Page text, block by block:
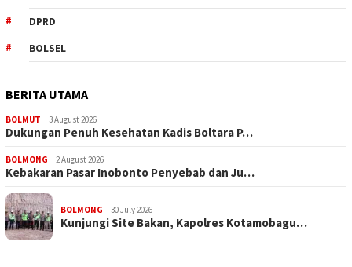
DPRD
BOLSEL
BERITA UTAMA
BOLMUT 3 August 2026
Dukungan Penuh Kesehatan Kadis Boltara P…
BOLMONG 2 August 2026
Kebakaran Pasar Inobonto Penyebab dan Ju…
BOLMONG 30 July 2026
Kunjungi Site Bakan, Kapolres Kotamobagu…